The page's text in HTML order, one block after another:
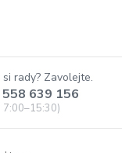
rady? Zavolejte.
639 156
7:00–15:30)